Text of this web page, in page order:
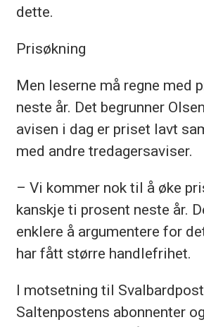
dette.
Prisøkning
Men leserne må regne med
neste år. Det begrunner
avisen i dag er priset lavt
med andre tredagersaviser.
– Vi kommer nok til å øke
kanskje ti prosent neste år.
enklere å argumentere for
har fått større handlefrihet.
I motsetning til
Saltenpostens abonnenter